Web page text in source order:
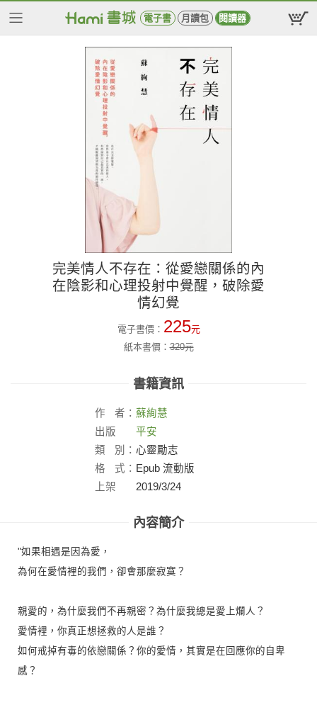
電子書 月讀包 閱讀器
完美情人不存在：從愛戀關係的內
在陰影和心理投射中覺醒，破除愛
情幻覺
電子書價： 225元
紙本書價：320元
書籍資訊
作 者： 蘇絢慧
出版
社：
平安
類
別： 心靈勵志
格
式： Epub 流動版
上架
2019/3/24
內容簡介
"如果相遇是因為愛，
為何在愛情裡的我們，卻會那麼寂寞？
親愛的，為什麼我們不再親密？為什麼我總是愛上爛人？
愛情裡，你真正想拯救的人是誰？
如何戒掉有毒的依戀關係？你的愛情，其實是在回應你的自卑
感？